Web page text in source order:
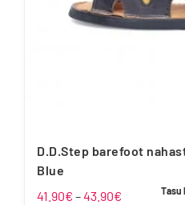
D.D.Step barefoot
Blue
41.90€ –43.90€ Tasu